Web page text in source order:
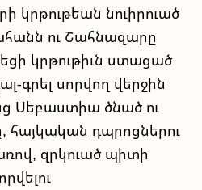
կրթութեան նուիրուած
ու Շահնազարը
կրթութիւն ստացած
գրել սորվող վերջին
Սեբաստիա ծնած ու
հայկական դպրոցներու
զրկուած պիտի